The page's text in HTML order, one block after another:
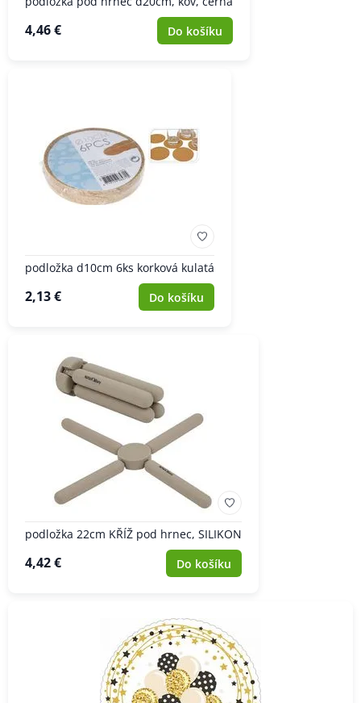
4,46 € Do košíku
podložka d10cm 6ks korková kulatá
2,13 € Do košíku
podložka 22cm KŘÍŽ pod hrnec, SILIKON
4,42 € Do košíku